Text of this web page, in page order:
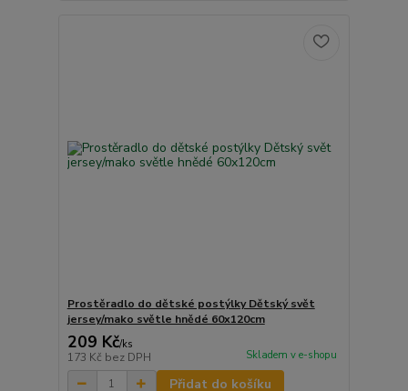
Prostěradlo do dětské postýlky Dětský svět
jersey/mako světle hnědé 60x120cm
209 Kč/ks
173 Kč bez DPH Skladem v e-shopu
Přidat do košíku